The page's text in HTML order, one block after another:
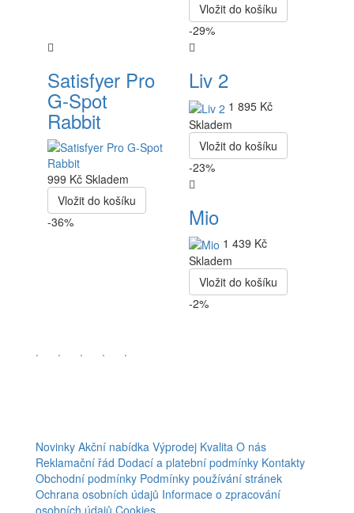
Vložit do košíku
-29%
Satisfyer Pro
G-Spot
Rabbit
999 Kč Skladem
Vložit do košíku
-36%
Liv 2
1 895 Kč
Skladem
Vložit do košíku
-23%
Mio
1 439 Kč
Skladem
Vložit do košíku
-2%
. . . . .
Novinky Akční nabídka Výprodej Kvalita O nás
Reklamační řád Dodací a platební podmínky Kontakty
Obchodní podmínky Podmínky používání stránek
Ochrana osobních údajů Informace o zpracování
osobních údajů Cookies